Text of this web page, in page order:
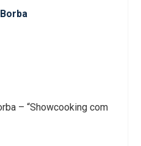
– “Showcooking com